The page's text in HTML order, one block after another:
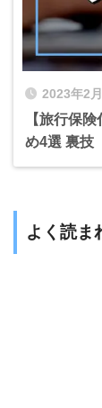
2023年2
【旅行保
め4選 裏技
よく読ま